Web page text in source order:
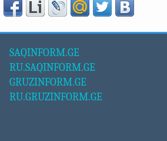
SAQINFORM.GE
RU.SAQINFORM.GE
GRUZINFORM.GE
RU.GRUZINFORM.GE